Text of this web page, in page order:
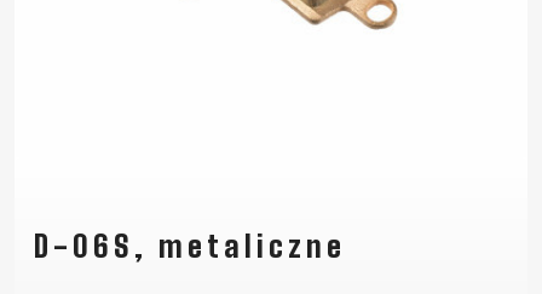
D-06S, metaliczne